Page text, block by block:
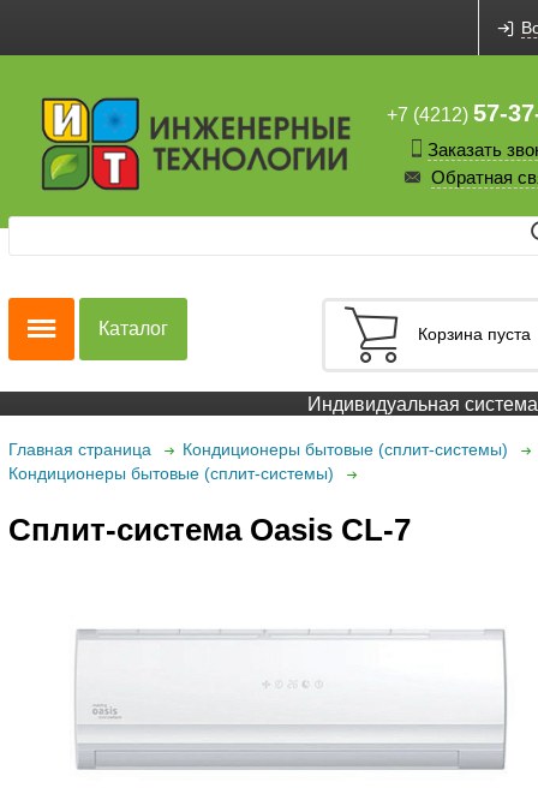
+7 (4212) 57-
Заказать
Обратная
Корзина пуста
Каталог
Индивидуальная система
Главная страница
Кондиционеры бытовые (сплит-системы)
Кондиционеры бытовые (сплит-системы)
Сплит-система Oasis CL-7